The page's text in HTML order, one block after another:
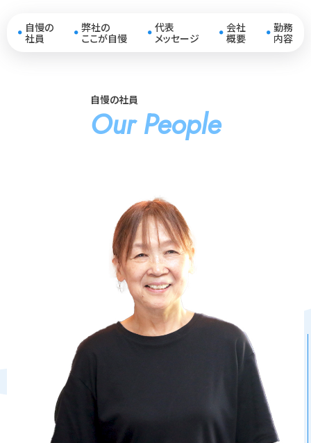
●
自慢の
社員
● 弊社の
ここが自慢
● 代表
メッセージ
● 会社
概要
● 勤務
内容
自慢の社員
Our People